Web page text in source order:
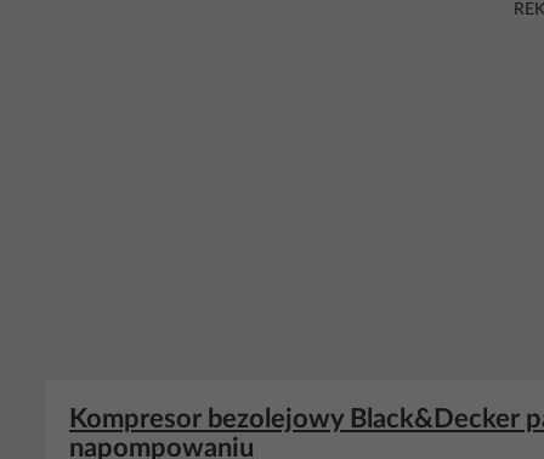
Kompresor bezolejowy Black&Decker
napompowaniu